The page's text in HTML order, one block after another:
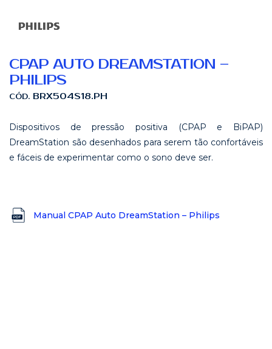
CPAP AUTO DREAMSTATION –
PHILIPS
CÓD. BRX504S18.PH
Dispositivos de pressão positiva (CPAP e BiPAP)
DreamStation são desenhados para serem tão confortáveis
e fáceis de experimentar como o sono deve ser.
Manual CPAP Auto DreamStation – Philips